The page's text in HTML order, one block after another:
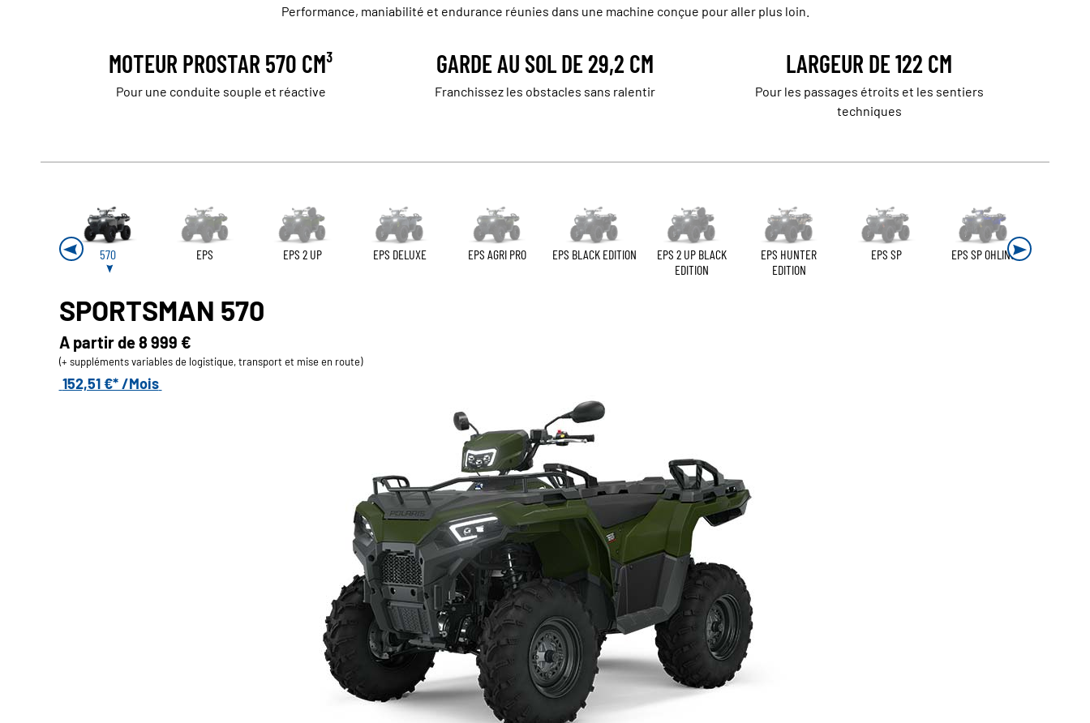
Performance, maniabilité et endurance réunies dans une machine conçue pour aller plus loin.
MOTEUR PROSTAR 570 CM³
Pour une conduite souple et réactive
GARDE AU SOL DE 29,2 CM
Franchissez les obstacles sans ralentir
LARGEUR DE 122 CM
Pour les passages étroits et les sentiers
techniques
570 EPS EPS 2 UP EPS DELUXE EPS AGRI PRO EPS BLACK EDITION
EPS 2 UP BLACK
EDITION
EPS HUNTER
EDITION
EPS SP EPS SP OHLINS
SPORTSMAN 570
A partir de8 999 €
(+ suppléments variables de logistique, transport et mise en route)
152,51 €* /Mois